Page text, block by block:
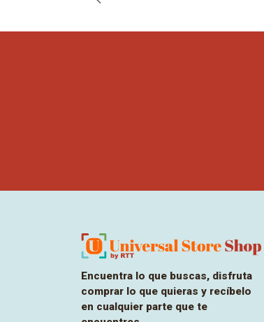
Encuentra lo que buscas, disfruta
comprar lo que quieras y recíbelo
en cualquier parte que te